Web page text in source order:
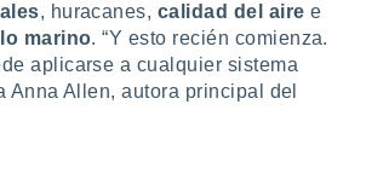
, huracanes, calidad del aire e
marino. “Y esto recién comienza.
aplicarse a cualquier sistema
Anna Allen, autora principal del